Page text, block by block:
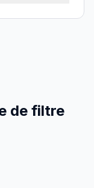
de filtre